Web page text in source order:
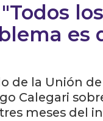
es
de la Unión
Calegari
meses del